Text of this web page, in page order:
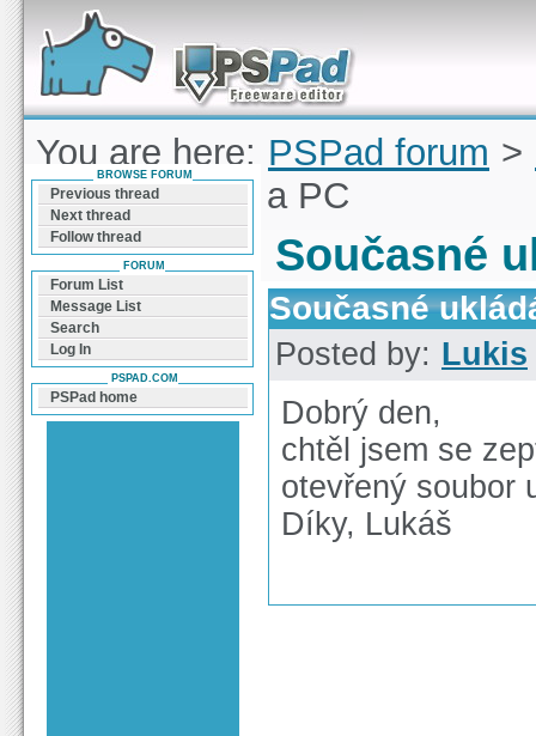
Forum can help you solve problems and quickly
find a solution with PSPad for Microsoft
Windows
You are here: PSPad forum >
ukládání FTP a PC
Současné
Současné
Posted by: Lukis
Dobrý den,
chtěl jsem se
otevřený soubor
Díky, Lukáš
BROWSE FORUM
Previous thread
Next thread
Follow thread
FORUM
Forum List
Message List
Search
Log In
PSPAD.COM
PSPad home